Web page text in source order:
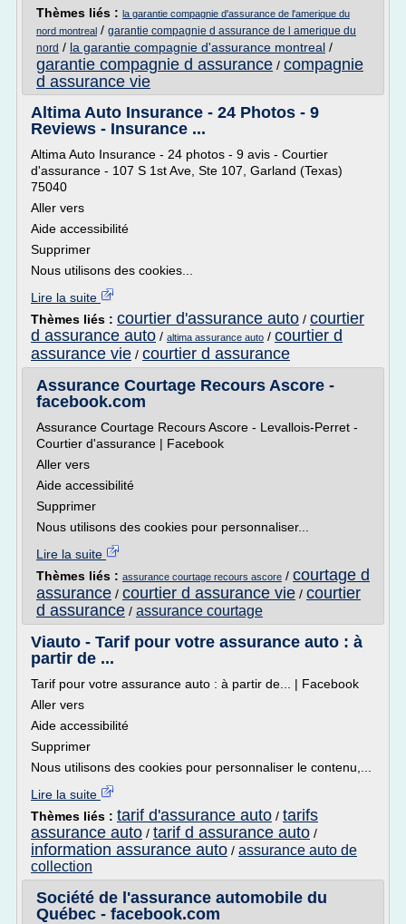
Thèmes liés : la garantie compagnie d'assurance de l'amerique du
nord montreal / garantie compagnie d assurance de l amerique du
nord / la garantie compagnie d'assurance montreal /
garantie compagnie d assurance / compagnie
d assurance vie
Altima Auto Insurance - 24 Photos - 9
Reviews - Insurance ...
Altima Auto Insurance - 24 photos - 9 avis - Courtier
d'assurance - 107 S 1st Ave, Ste 107, Garland (Texas)
75040
Aller vers
Aide accessibilité
Supprimer
Nous utilisons des cookies...
Lire la suite
Thèmes liés : courtier d'assurance auto / courtier
d assurance auto / altima assurance auto / courtier d
assurance vie / courtier d assurance
Assurance Courtage Recours Ascore -
facebook.com
Assurance Courtage Recours Ascore - Levallois-Perret -
Courtier d'assurance | Facebook
Aller vers
Aide accessibilité
Supprimer
Nous utilisons des cookies pour personnaliser...
Lire la suite
Thèmes liés : assurance courtage recours ascore / courtage d
assurance / courtier d assurance vie / courtier
d assurance / assurance courtage
Viauto - Tarif pour votre assurance auto : à
partir de ...
Tarif pour votre assurance auto : à partir de... | Facebook
Aller vers
Aide accessibilité
Supprimer
Nous utilisons des cookies pour personnaliser le contenu,...
Lire la suite
Thèmes liés : tarif d'assurance auto / tarifs
assurance auto / tarif d assurance auto /
information assurance auto / assurance auto de
collection
Société de l'assurance automobile du
Québec - facebook.com